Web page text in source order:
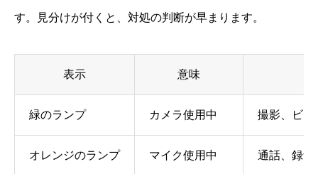
す。見分けが付くと、対処の判断が早まります。
表示 意味
緑のランプ カメラ使用中 撮影、ビデ
オレンジのランプ マイク使用中 通話、録音